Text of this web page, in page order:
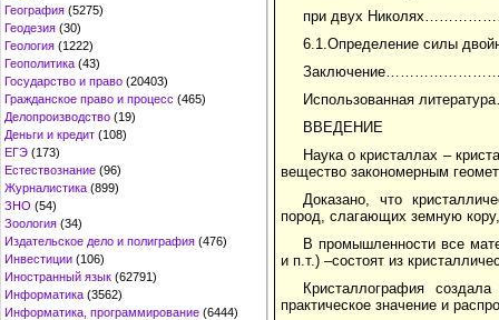
География (5275)
Геодезия (30)
Геология (1222)
Геополитика (43)
Государство и право (20403)
Гражданское право и процесс (465)
Делопроизводство (19)
Деньги и кредит (108)
ЕГЭ (173)
Естествознание (96)
Журналистика (899)
ЗНО (54)
Зоология (34)
Издательское дело и полиграфия (476)
Инвестиции (106)
Иностранный язык (62791)
Информатика (3562)
Информатика, программирование (6444)
при двух
6.1.Определение силы
Использованная
ВВЕДЕНИЕ
Наука о кристаллах –
вещество закономерным
Доказано, что
пород, слагающих земную
В промышленности все
и п.т.) –состоят из
Кристаллография
практическое значение и